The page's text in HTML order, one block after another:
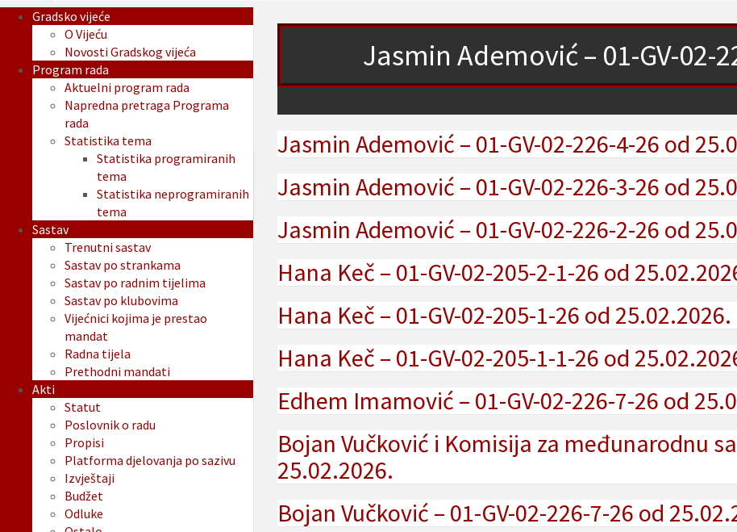
Jasmin Ademović – 01-GV-02-
Jasmin Ademović – 01-GV-02-226-4-26 od
Jasmin Ademović – 01-GV-02-226-3-26 od
Jasmin Ademović – 01-GV-02-226-2-26 od
Hana Keč – 01-GV-02-205-2-1-26 od
Hana Keč – 01-GV-02-205-1-26 od 25.02.2026.
Hana Keč – 01-GV-02-205-1-1-26 od
Edhem Imamović – 01-GV-02-226-7-26 od
Bojan Vučković i Komisija za međunarodnu
25.02.2026.
Bojan Vučković – 01-GV-02-226-7-26 od
Gradsko vijeće
O Vijeću
Novosti Gradskog vijeća
Program rada
Aktuelni program rada
Napredna pretraga Programa
rada
Statistika tema
Statistika programiranih
tema
Statistika neprogramiranih
tema
Sastav
Trenutni sastav
Sastav po strankama
Sastav po radnim tijelima
Sastav po klubovima
Vijećnici kojima je prestao
mandat
Radna tijela
Prethodni mandati
Akti
Statut
Poslovnik o radu
Propisi
Platforma djelovanja po sazivu
Izvještaji
Budžet
Odluke